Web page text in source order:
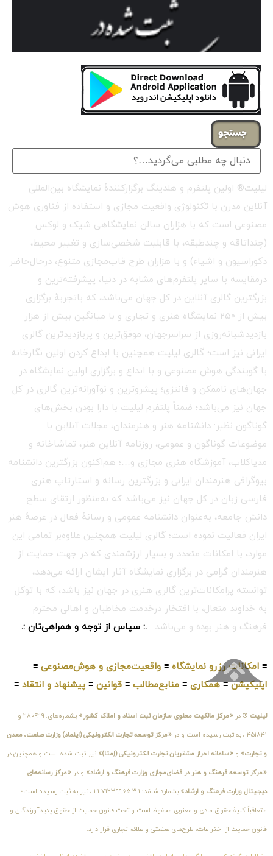
جستجو
لیلیت® اولین پلتفرم و هلدینگ برگزارکنندهٔ نمایشگاه بین‌المللی
آنلاین مدرن با تکنولوژی واقعیت مجازی و استفاده از فناوری هوش
مصنوعی است که با هزاران سالن نمایشگاهی شیک و لوکس
(چنداتاقه و چندطبقه، با قابلیت شخصی‌سازی و تغییر محیط،
دکوراسیون و اشیاء) و با هزاران طرح قاب‌مجازی متنوع، درحال‌حاضر
درمقایسه با سایر پلتفرم‌های مشابه در دنیا، پیشرفته‌ترین و
بزرگترین گالری آنلاین در کل جهان می‌باشد، که باتجربهٔ برگزاری
بیش از ۲۵۰ نمایشگاه هنری و تجاری و با میانگین بیش از هزار
بازدیدشبانه‌روزی از سراسرجهان، موفق‌ترین و پربازدیدترین گالری
ایرانی نیز است؛ گالری لیلیت همچنین با ابداع کردن اولین نگارخانه
با گویندگی هوش مصنوعی و با ابداع و برگزاری اولین نمایشگاه در
جهان‌های ناممکن و فانتزی؛ پیشروترین و نوآورانه‌ترین گالری در کل
جهان نیز می‌باشد؛ ضمناً پلتفرم لیلیت با دارا بودن بخش‌های
گوناگون نظیر: دانشنامه هنر و هنرمندان، مجلات آنلاین با
موضوعات گوناگون و عمومی، روزنامه آنلاین هنر، تماشاخانه و
مدیاکلاب، آموزشگاه هنری مجازی و…؛ هم‌اکنون بزرگترین دانشنامه
بیوگرافی هنرمندان ایرانی و بزرگترین رسانه و استارتاپ هنری
فارسی زبان در کل جهان نیز می‌باشد که به‌منظور ارتقای سطح
دانش جامعه، به‌عنوان دانشنامه عمومی و رسانهٔ فعال در عرصهٔ هنر
ایران فعالیت نموده است؛ گالری لیلیت همچنین علاوه‌بر تمامی این
موارد، با امکانات متعدد و بسیار ارزشمندی که در جهت حمایت از
هنرمندان گرامی در برگزاری نمایشگاه آثار ایشان ارائه می‌دهد،
توانسته پرامکانات‌ترین گالری هنری در جهان نیز باشد، که با توکل
به خداوند متعال، با افتخار درخدمت مخاطبان و اهالی محترم
فرهنگ و هنر بوده و می‌باشد. .: سپاس از توجه و همراهی‌تان :.
≡ امکانات رزرو نمایشگاه ≡ واقعیت‌مجازی و هوش‌مصنوعی ≡
اپلیکیشن≡همکاری ≡ منابع‌مطالب ≡ قوانین ≡ پیشنهاد و انتقاد ≡
لیلیت ® در «مرکز مالکیت معنوی سازمان ثبت اسناد و املاک کشور» بشماره‌های: ۲۸۰۹۲۹ و
۴۵۱۸۴۱ ، به ثبت رسیده است و در «مرکز توسعه تجارت الکترونیکی (اینماد) وزارت صنعت، معدن
و تجارت» و «سامانه احراز مشتریان تجارت الکترونیکی (اِمتا)» نیز ثبت شده است و همچنین در
«مرکز توسعه فرهنگ و هنر در فضای‌مجازی وزارت فرهنگ و ارشاد» و در «مرکز رسانه‌های
دیجیتال وزارت فرهنگ و ارشاد» بشماره شامَد: ۱-۳-۶۵-۷۱۲۳۹۹-۱-۱ ، نیز به ثبت رسیده است؛
متعاقباً کلیهٔ حقوق مادی و معنوی محفوظ است و تحت قانون حمایت از حقوق پدیدآورندگان و
قانون حمایت از اختراعات، طرح‌های صنعتی و علائم تجاری قرار دارد.